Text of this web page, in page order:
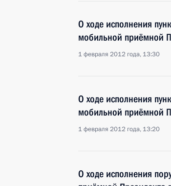
О ходе исполнения
мобильной приёмной
1 февраля 2012 года, 13:30
О ходе исполнения
мобильной приёмной
1 февраля 2012 года, 13:20
О ходе исполнения